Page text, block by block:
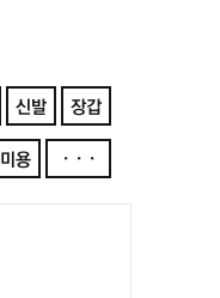
신발
장갑
미용 ···